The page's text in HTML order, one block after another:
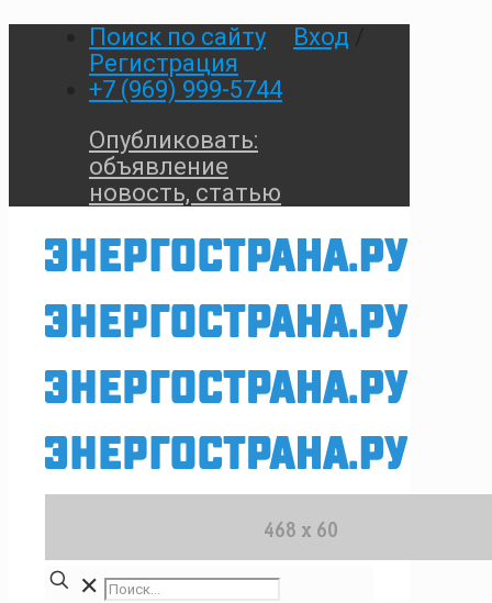
Поиск по сайту Вход
Регистрация
+7 (969) 999-5744
Опубликовать:
объявление
новость, статью
✕